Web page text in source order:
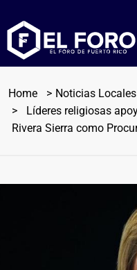
Home
Noticias Locales
Líderes religiosas
Rivera Sierra como